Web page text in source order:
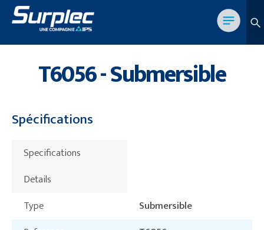
T6056 - Submersible
Spécifications
Specifications
Details
Type
Submersible